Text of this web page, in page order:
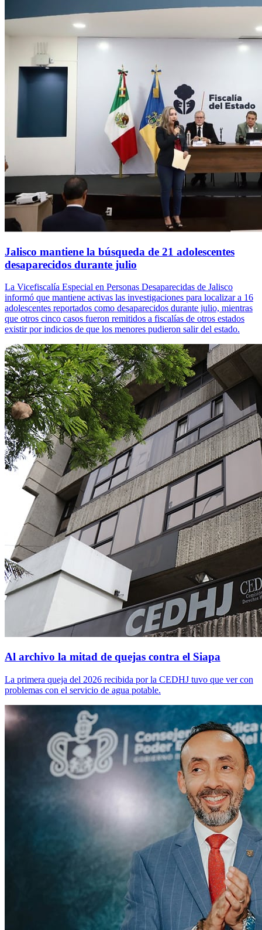
Jalisco mantiene la búsqueda de 21 adolescentes
desaparecidos durante julio
La Vicefiscalía Especial en Personas Desaparecidas de Jalisco
informó que mantiene activas las investigaciones para localizar a 16
adolescentes reportados como desaparecidos durante julio, mientras
que otros cinco casos fueron remitidos a fiscalías de otros estados
existir por indicios de que los menores pudieron salir del estado.
Al archivo la mitad de quejas contra el Siapa
La primera queja del 2026 recibida por la CEDHJ tuvo que ver con
problemas con el servicio de agua potable.